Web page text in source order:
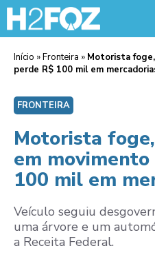
Início »Fronteira » Motorista
perde R$ 100 mil em
FRONTEIRA
Motorista
em
100 mil em
Veículo seguiu
uma árvore e um
a Receita Federal.